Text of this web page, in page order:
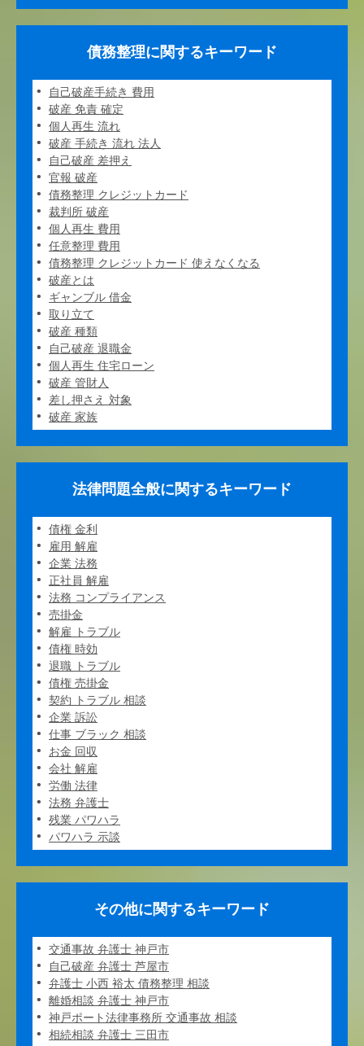
債務整理に関するキーワード
自己破産手続き 費用
破産 免責 確定
個人再生 流れ
破産 手続き 流れ 法人
自己破産 差押え
官報 破産
債務整理 クレジットカード
裁判所 破産
個人再生 費用
任意整理 費用
債務整理 クレジットカード 使えなくなる
破産とは
ギャンブル 借金
取り立て
破産 種類
自己破産 退職金
個人再生 住宅ローン
破産 管財人
差し押さえ 対象
破産 家族
法律問題全般に関するキーワード
債権 金利
雇用 解雇
企業 法務
正社員 解雇
法務 コンプライアンス
売掛金
解雇 トラブル
債権 時効
退職 トラブル
債権 売掛金
契約 トラブル 相談
企業 訴訟
仕事 ブラック 相談
お金 回収
会社 解雇
労働 法律
法務 弁護士
残業 パワハラ
パワハラ 示談
その他に関するキーワード
交通事故 弁護士 神戸市
自己破産 弁護士 芦屋市
弁護士 小西 裕太 債務整理 相談
離婚相談 弁護士 神戸市
神戸ポート法律事務所 交通事故 相談
相続相談 弁護士 三田市